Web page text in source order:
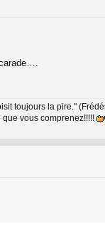
toujours la pire."
vous comprenez!!!!!